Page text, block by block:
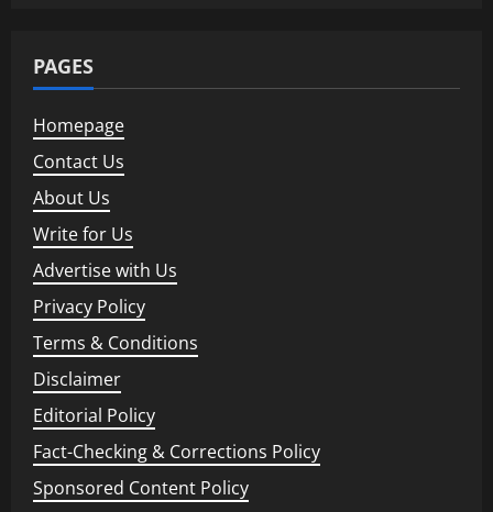
PAGES
Homepage
Contact Us
About Us
Write for Us
Advertise with Us
Privacy Policy
Terms & Conditions
Disclaimer
Editorial Policy
Fact-Checking & Corrections Policy
Sponsored Content Policy